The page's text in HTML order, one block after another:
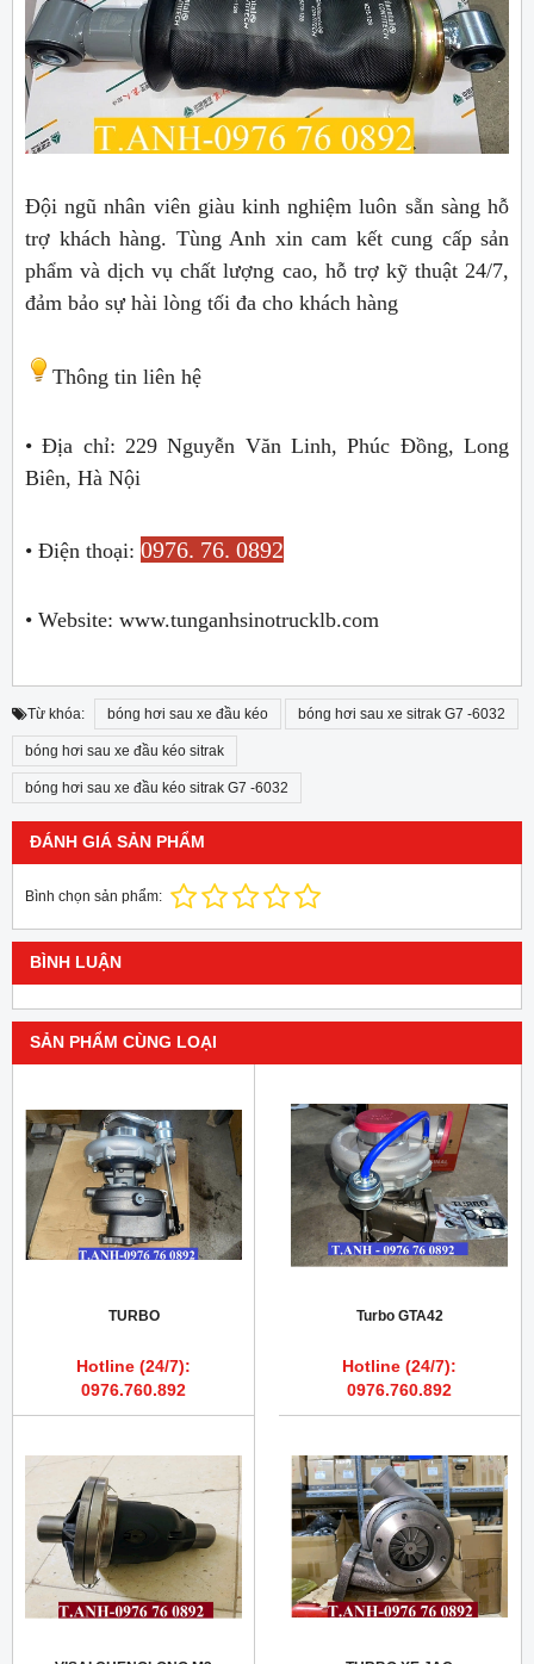
Đội ngũ nhân viên giàu kinh nghiệm luôn sẵn sàng hỗ
trợ khách hàng. Tùng Anh xin cam kết cung cấp sản
phẩm và dịch vụ chất lượng cao, hỗ trợ kỹ thuật 24/7,
đảm bảo sự hài lòng tối đa cho khách hàng
Thông tin liên hệ
• Địa chỉ: 229 Nguyễn Văn Linh, Phúc Đồng, Long
Biên, Hà Nội
• Điện thoại: 0976. 76. 0892
• Website: www.tunganhsinotrucklb.com
Từ khóa: bóng hơi sau xe đầu kéo bóng hơi sau xe sitrak G7 -6032
bóng hơi sau xe đầu kéo sitrak
bóng hơi sau xe đầu kéo sitrak G7 -6032
ĐÁNH GIÁ SẢN PHẨM
Bình chọn sản phẩm:
BÌNH LUẬN
SẢN PHẨM CÙNG LOẠI
TURBO
Hotline (24/7):
0976.760.892
Turbo GTA42
Hotline (24/7):
0976.760.892